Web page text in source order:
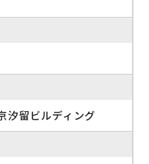
留ビルディング